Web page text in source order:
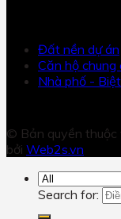
Đất nền dự án
Căn hộ chung
Nhà phố -
© Bản quyền thuộc
bởi Web2s.vn
Search for: